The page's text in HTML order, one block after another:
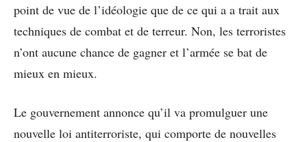
point de vue de l’idéologie que de ce qui a a trait aux
techniques de combat et de terreur. Non, les terroristes
n’ont aucune chance de gagner et l’armée se bat de
mieux en mieux.
Le gouvernement annonce qu’il va promulguer une
nouvelle loi antiterroriste, qui comporte de nouvelles